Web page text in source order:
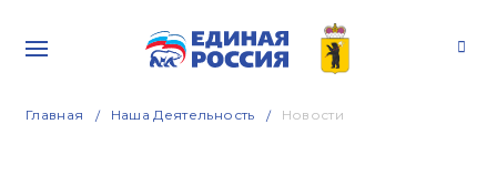
Главная Наша Деятельность Новости